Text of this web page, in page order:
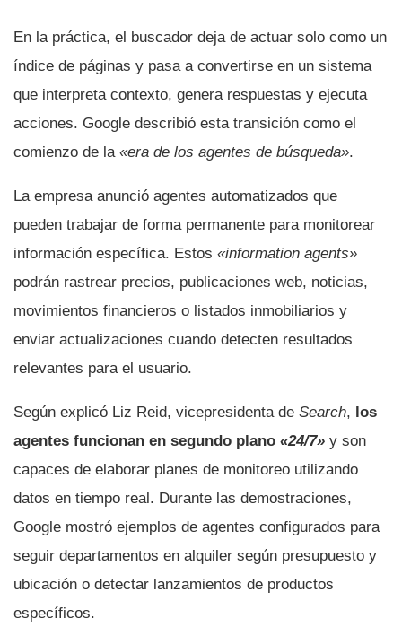
En la práctica, el buscador deja de actuar solo como un
índice de páginas y pasa a convertirse en un sistema
que interpreta contexto, genera respuestas y ejecuta
acciones. Google describió esta transición como el
comienzo de la «era de los agentes de búsqueda».
La empresa anunció agentes automatizados que
pueden trabajar de forma permanente para monitorear
información específica. Estos «information agents»
podrán rastrear precios, publicaciones web, noticias,
movimientos financieros o listados inmobiliarios y
enviar actualizaciones cuando detecten resultados
relevantes para el usuario.
Según explicó Liz Reid, vicepresidenta de Search, los
agentes funcionan en segundo plano «24/7» y son
capaces de elaborar planes de monitoreo utilizando
datos en tiempo real. Durante las demostraciones,
Google mostró ejemplos de agentes configurados para
seguir departamentos en alquiler según presupuesto y
ubicación o detectar lanzamientos de productos
específicos.